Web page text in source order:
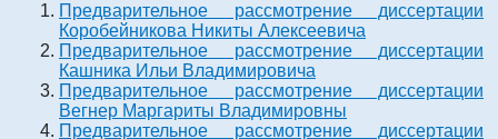
Предварительное рассмотрение диссертации
Коробейникова Никиты Алексеевича
Предварительное рассмотрение диссертации
Кашника Ильи Владимировича
Предварительное рассмотрение диссертации
Вегнер Маргариты Владимировны
Предварительное рассмотрение диссертации